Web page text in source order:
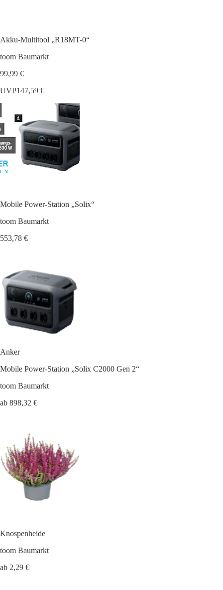
Akku-Multitool „R18MT-0“
toom Baumarkt
99,99 €
UVP147,59 €
Mobile Power-Station „Solix“
toom Baumarkt
553,78 €
Anker
Mobile Power-Station „Solix C2000 Gen 2“
toom Baumarkt
ab 898,32 €
Knospenheide
toom Baumarkt
ab 2,29 €